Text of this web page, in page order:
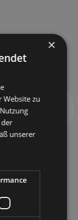
×
Website zu
unserer